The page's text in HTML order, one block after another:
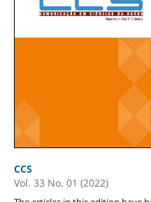
CCS
Vol. 33 No. 01 (2022)